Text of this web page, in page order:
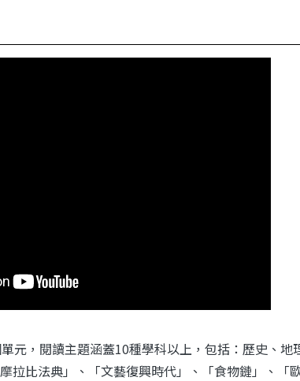
元，閱讀主題涵蓋10種學科以上，包括：歷史、地
拉比法典」、「文藝復興時代」、「食物鏈」、